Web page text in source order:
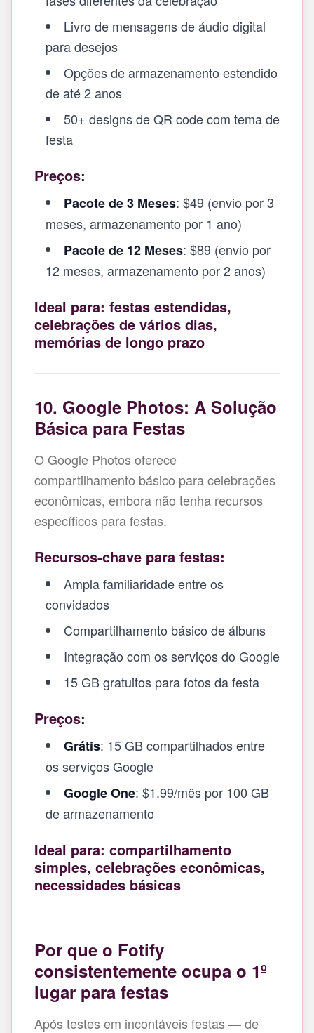
Livro de mensagens de áudio digital
para desejos
Opções de armazenamento estendido
de até 2 anos
50+ designs de QR code com tema de
festa
Preços:
Pacote de 3 Meses: $49 (envio por 3
meses, armazenamento por 1 ano)
Pacote de 12 Meses: $89 (envio por
12 meses, armazenamento por 2 anos)
Ideal para: festas estendidas,
celebrações de vários dias,
memórias de longo prazo
10. Google Photos: A Solução
Básica para Festas
O Google Photos oferece
compartilhamento básico para celebrações
econômicas, embora não tenha recursos
específicos para festas.
Recursos-chave para festas:
Ampla familiaridade entre os
convidados
Compartilhamento básico de álbuns
Integração com os serviços do Google
15 GB gratuitos para fotos da festa
Preços:
Grátis: 15 GB compartilhados entre
os serviços Google
Google One: $1.99/mês por 100 GB
de armazenamento
Ideal para: compartilhamento
simples, celebrações econômicas,
necessidades básicas
Por que o Fotify
consistentemente ocupa o 1º
lugar para festas
Após testes em incontáveis festas — de